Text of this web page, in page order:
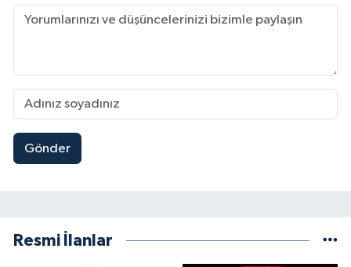
Gönder
Resmi İlanlar